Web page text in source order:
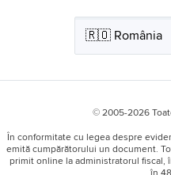
© 2005-2026
În conformitate cu legea despre
emită cumpărătorului un document.
primit online la administratorul
în